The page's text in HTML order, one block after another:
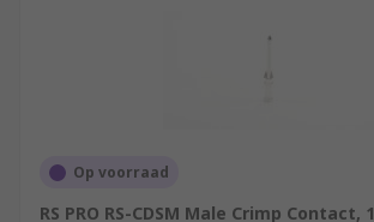
Op voorraad
RS PRO RS-CDSM Male Crimp Contact,